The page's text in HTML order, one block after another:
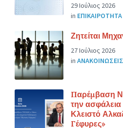
29 Ιούλιος 2026
in ΕΠΙΚΑΙΡΟΤΗΤΑ
Ζητείται
27 Ιούλιος 2026
in ΑΝΑΚΟΙΝΩΣΕΙΣ
Παρέμβαση
την
Κλειστό
Γέφυρες»